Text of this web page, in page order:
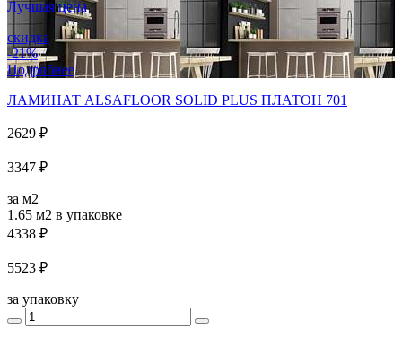
Лучшая цена
скидка
-21%
Подробнее
ЛАМИНАТ ALSAFLOOR SOLID PLUS ПЛАТОН 701
2629 ₽
3347 ₽
за м2
1.65 м2 в упаковке
4338 ₽
5523 ₽
за упаковку